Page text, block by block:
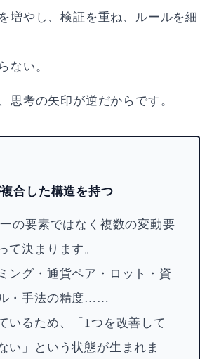
増やし、検証を重ね、ルールを細
ない。
思考の矢印が逆だからです。
合した構造を持つ
の要素ではなく複数の変動要
て決まります。
ング・通貨ペア・ロット・資
・手法の精度……
いるため、「1つを改善して
い」という状態が生まれま